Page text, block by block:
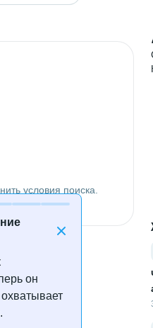
он
условия поиска.